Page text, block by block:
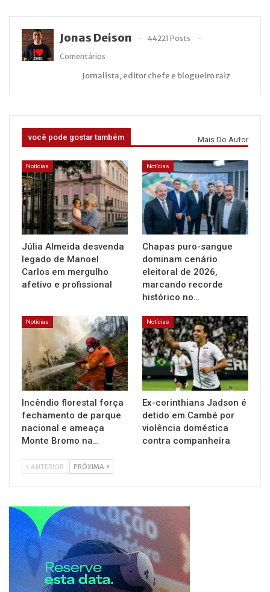
Jonas Deison
44221 Posts
Comentários
Jornalista, editor chefe e blogueiro raiz
você pode gostar também Mais Do Autor
Notícias
Júlia Almeida desvenda
legado de Manoel
Carlos em mergulho
afetivo e profissional
Notícias
Chapas puro-sangue
dominam cenário
eleitoral de 2026,
marcando recorde
histórico no…
Notícias
Incêndio florestal força
fechamento de parque
nacional e ameaça
Monte Bromo na…
Notícias
Ex-corinthians Jadson é
detido em Cambé por
violência doméstica
contra companheira
ANTERIOR PRÓXIMA